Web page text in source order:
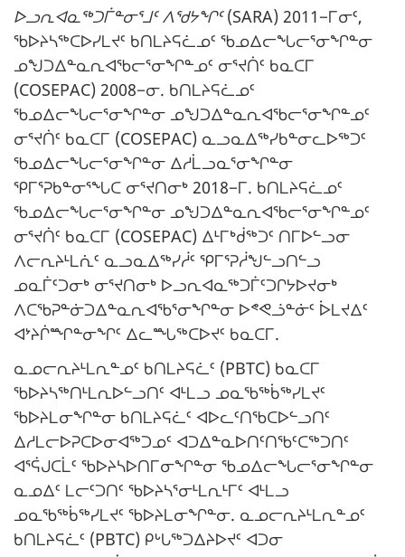
ᐅᓗᕆᐊᓇᖅᑐᒦᓐᓂᕐᒧᑦ ᐱᖁᔭᖏᑦ(SARA) 2011−ᒥᓂᑦ,
ᖃᐅᔨᓴᖅᑕᐅᓯᒪᔪᑦ ᑲᑎᒪᔨᕋᓛᓄᑦ ᖃᓄᐃᓕᖓᓕᕐᓂᖏᓐᓂ
ᓄᖑᑐᐃᓐᓇᕆᐊᖃᓕᕐᓂᖏᓐᓄᑦ ᓂᕐᔪᑏᑦ ᑲᓇᑕᒥ
(COSEPAC) 2008−ᓂ. ᑲᑎᒪᔨᕋᓛᓄᑦ
ᖃᓄᐃᓕᖓᓕᕐᓂᖏᓐᓂ ᓄᖑᑐᐃᓐᓇᕆᐊᖃᓕᕐᓂᖏᓐᓄᑦ
ᓂᕐᔪᑏᑦ ᑲᓇᑕᒥ (COSEPAC) ᓇᓗᓇᐃᖅᓯᑲᓐᓂᓚᐅᖅᑐᑦ
ᖃᓄᐃᓕᖓᓕᕐᓂᖏᓐᓂ ᐃᓱᒫᓗᓇᕐᓂᖏᓐᓂ
ᕿᒥᕐᕈᑲᓐᓂᕐᖓᑕ ᓂᕐᔪᑎᓂᒃ 2018−ᒥ. ᑲᑎᒪᔨᕋᓛᓄᑦ
ᖃᓄᐃᓕᖓᓕᕐᓂᖏᓐᓂ ᓄᖑᑐᐃᓐᓇᕆᐊᖃᓕᕐᓂᖏᓐᓄᑦ
ᓂᕐᔪᑏᑦ ᑲᓇᑕᒥ (COSEPAC) ᐃᒻᒥᒃᑰᖅᑐᑦ ᑎᒥᐅᓪᓗᓂ
ᐱᓕᕆᔨᒻᒪᕇᑦ ᓇᓗᓇᐃᖅᓯᓲᑦ ᕿᒥᕐᕈᓲᖑᓪᓗᑎᓪᓗ
ᓄᓇᒦᑦᑐᓂᒃ ᓂᕐᔪᑎᓂᒃ ᐅᓗᕆᐊᓇᖅᑐᒦᑦᑐᒋᔭᐅᔪᓂᒃ
ᐱᑕᖃᕈᓐᓃᑐᐃᓐᓇᕆᐊᖃᕐᓂᖏᓐᓂ ᐅᕝᕙᓘᓐᓃᑦ ᐆᒪᔪᐃᑦ
ᐊᔾᔨᒌᙱᓐᓂᖏᑦ ᐃᓚᙵᖅᑕᐅᔪᑦ ᑲᓇᑕᒥ.
ᓇᓄᓕᕆᔨᒻᒪᕆᓐᓄᑦ ᑲᑎᒪᔨᕋᓛᑦ (PBTC) ᑲᓇᑕᒥ
ᖃᐅᔨᓴᖅᑎᒻᒪᕆᐅᓪᓗᑎᑦ ᐊᒻᒪᓗ ᓄᓇᖃᖅᑳᖅᓯᒪᔪᑦ
ᖃᐅᔨᒪᓂᖏᓐᓂ ᑲᑎᒪᔨᕋᓛᑦ ᐊᐅᓚᑦᑎᖃᑕᐅᓪᓗᑎᑦ
ᐃᓱᒪᓕᐅᕈᑕᐅᓂᐊᖅᑐᓄᑦ ᐊᑐᐃᓐᓇᐅᑎᑦᑎᖃᑦᑕᖅᑐᑎᑦ
ᐊᕐᕌᒍᑕᒫᑦ ᖃᐅᔨᓴᐅᑎᒥᓂᖏᓐᓂ ᖃᓄᐃᓕᖓᓕᕐᓂᖏᓐᓂ
ᓇᓄᐃᑦ ᒪᓕᑦᑐᑎᑦ ᖃᐅᔨᓴᕐᓂᒻᒪᕆᒻᒥᑦ ᐊᒻᒪᓗ
ᓄᓇᖃᖅᑳᖅᓯᒪᔪᑦ ᖃᐅᔨᒪᓂᖏᓐᓂ. ᓇᓄᓕᕆᔨᒻᒪᕆᓐᓄᑦ
ᑲᑎᒪᔨᕋᓛᑦ (PBTC) ᑭᒡᒐᖅᑐᐃᔨᐅᔪᑦ ᐊᑐᓂ